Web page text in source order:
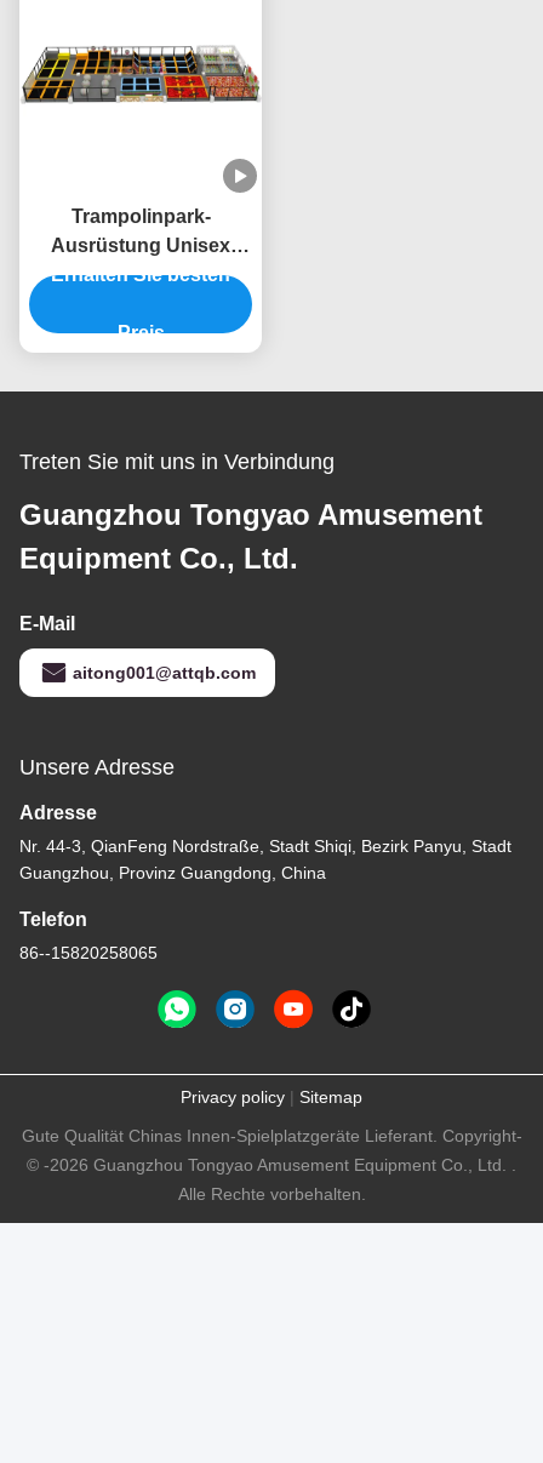
Trampolinpark-
Ausrüstung Unisex
Trampolin-Zentrum-
Zaunnetz
Erhalten Sie besten
Preis
Treten Sie mit uns in Verbindung
Guangzhou Tongyao Amusement
Equipment Co., Ltd.
E-Mail
aitong001@attqb.com
Unsere Adresse
Adresse
Nr. 44-3, QianFeng Nordstraße, Stadt Shiqi, Bezirk Panyu, Stadt
Guangzhou, Provinz Guangdong, China
Telefon
86--15820258065
Privacy policy | Sitemap
Gute Qualität Chinas Innen-Spielplatzgeräte Lieferant. Copyright-
© -2026 Guangzhou Tongyao Amusement Equipment Co., Ltd. .
Alle Rechte vorbehalten.